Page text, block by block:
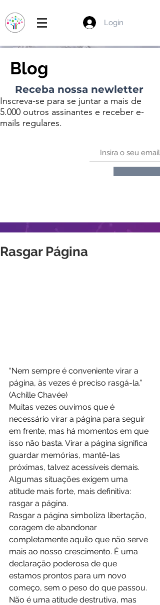
Login
Blog
Receba nossa newletter
Inscreva-se para se juntar a mais de
5.000 outros assinantes e receber e-
mails regulares.
Rasgar Página
“Nem sempre é conveniente virar a
página, às vezes é preciso rasgá-la.”
(Achille Chavée)
Muitas vezes ouvimos que é
necessário virar a página para seguir
em frente, mas há momentos em que
isso não basta. Virar a página significa
guardar memórias, mantê-las
próximas, talvez acessíveis demais.
Algumas situações exigem uma
atitude mais forte, mais definitiva:
rasgar a página.
Rasgar a página simboliza libertação,
coragem de abandonar
completamente aquilo que não serve
mais ao nosso crescimento. É uma
declaração poderosa de que
estamos prontos para um novo
começo, sem o peso do que passou.
Não é uma atitude destrutiva, mas